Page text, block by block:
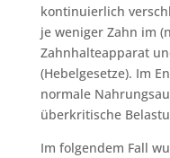
kontinuierlich
je weniger Zahn im
Zahnhalteapparat
(Hebelgesetze). Im
normale
überkritische
Im folgendem Fall